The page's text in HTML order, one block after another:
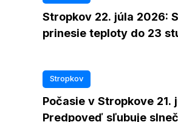
Stropkov 22. júla 2026:
prinesie teploty do 23
Stropkov
Počasie v Stropkove 21.
Predpoveď sľubuje